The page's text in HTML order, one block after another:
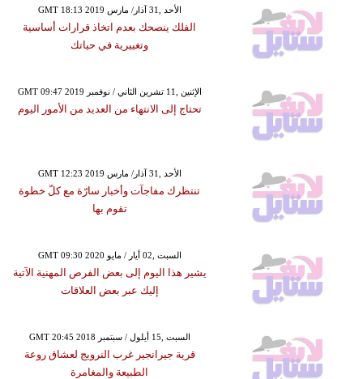
GMT 18:13 2019 الأحد ,31 آذار/ مارس
الفلك ينصحك بعدم اتخاذ قرارات أساسية
وتغييرية في حياتك
GMT 09:47 2019 الإثنين ,11 تشرين الثاني / نوفمبر
تحتاج إلى الانتهاء من العديد من الأمور اليوم
GMT 12:23 2019 الأحد ,31 آذار/ مارس
تنتظرك مفاجآت وأخبار سارّة مع كلّ خطوة
تقوم بها
GMT 09:30 2020 السبت ,02 أيار / مايو
يشير هذا اليوم إلى بعض الفرص المهنية الآتية
إليك عبر بعض العلاقات
GMT 20:45 2018 السبت ,15 أيلول / سبتمبر
قرية جيرانجير غرب النرويج لعشاق روعة
الطبيعة والمغامرة